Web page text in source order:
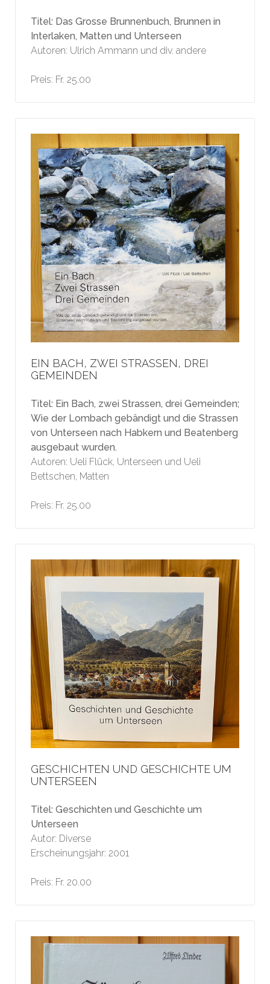
Titel: Das Grosse Brunnenbuch, Brunnen in
Interlaken, Matten und Unterseen
Autoren: Ulrich Ammann und div. andere
Preis: Fr. 25.00
EIN BACH, ZWEI STRASSEN, DREI
GEMEINDEN
Titel: Ein Bach, zwei Strassen, drei Gemeinden;
Wie der Lombach gebändigt und die Strassen
von Unterseen nach Habkern und Beatenberg
ausgebaut wurden.
Autoren: Ueli Flück, Unterseen und Ueli
Bettschen, Matten
Preis: Fr. 25.00
GESCHICHTEN UND GESCHICHTE UM
UNTERSEEN
Titel: Geschichten und Geschichte um
Unterseen
Autor: Diverse
Erscheinungsjahr: 2001
Preis: Fr. 20.00